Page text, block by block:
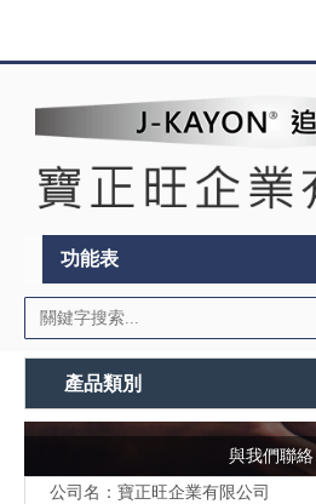
功能表
產品類別
與我們聯絡
公司名：寶正旺企業有限公司